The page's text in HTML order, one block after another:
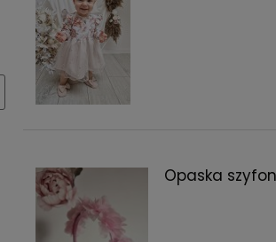
Tiulowa sukienka dla dziewczynki
"Malinowy sorbet" 98/104
125,40 zł
Opaska